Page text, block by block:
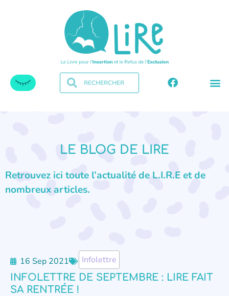
LE BLOG DE LIRE
Retrouvez ici toute l’actualité de L.I.R.E et de
nombreux articles.
16 Sep 2021 Infolettre
INFOLETTRE DE SEPTEMBRE : LIRE FAIT
SA RENTRÉE !